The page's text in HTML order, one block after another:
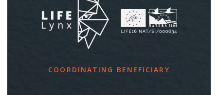
COORDINATING BENEFICIARY